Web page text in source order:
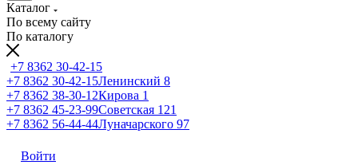
Каталог
По всему сайту
По каталогу
+7 8362 30-42-15
+7 8362 30-42-15Ленинский 8
+7 8362 38-30-12Кирова 1
+7 8362 45-23-99Советская 121
+7 8362 56-44-44Луначарского 97
Войти